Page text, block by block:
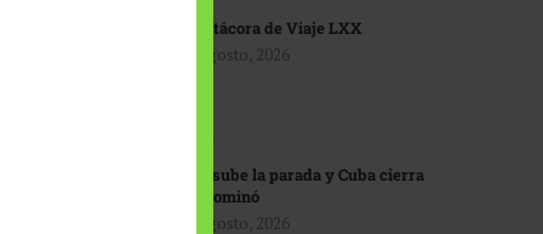
Bitácora de Viaje LXX
3 agosto, 2026
EU sube la parada y Cuba cierra
el dominó
3 agosto, 2026